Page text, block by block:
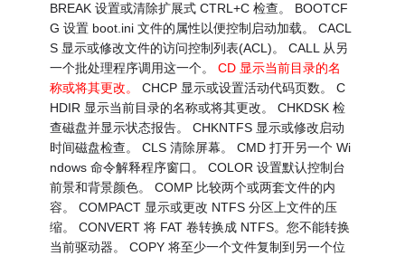
BREAK 设置或清除扩展式 CTRL+C 检查。 BOOTCF
G 设置 boot.ini 文件的属性以便控制启动加载。 CACL
S 显示或修改文件的访问控制列表(ACL)。 CALL 从另
一个批处理程序调用这一个。CD 显示当前目录的名
称或将其更改。
CHCP 显示或设置活动代码页数。 C
HDIR 显示当前目录的名称或将其更改。 CHKDSK 检
查磁盘并显示状态报告。 CHKNTFS 显示或修改启动
时间磁盘检查。 CLS 清除屏幕。 CMD 打开另一个 Wi
ndows 命令解释程序窗口。 COLOR 设置默认控制台
前景和背景颜色。 COMP 比较两个或两套文件的内
容。 COMPACT 显示或更改 NTFS 分区上文件的压
缩。 CONVERT 将 FAT 卷转换成 NTFS。您不能转换
当前驱动器。 COPY 将至少一个文件复制到另一个位